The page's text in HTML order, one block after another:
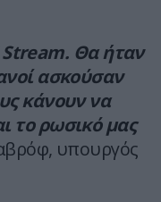
Stream. Θα ήταν
ασκούσαν
κάνουν να
το ρωσικό μας
υπουργός